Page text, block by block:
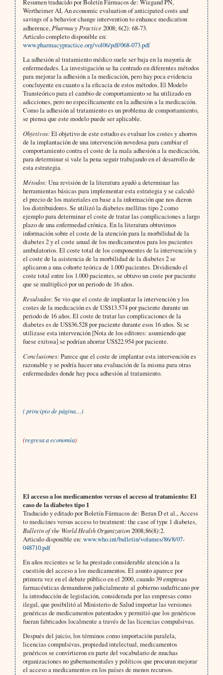
Resumen traducido por Boletín Fármacos de: Wiegand PN,
Wertheimer AI, An economic evaluation of anticipated costs and
savings of a behavior change intervention to enhance medication
adherence, Pharmacy Practice2008; 6(2): 68-73.
Artículo completo disponible en:
www.pharmacypractice.org/vol06/pdf/068-073.pdf
La adhesión al tratamiento médico suele ser baja en la mayoría de
enfermedades. La investigación se ha centrado en diferentes métodos
para mejorar la adhesión a la medicación, pero hay poca evidencia
concluyente en cuanto a la eficacia de estos métodos. El Modelo
Transteórico para el cambio de comportamiento se ha utilizado en
adicciones, pero no específicamente en la adhesión a la medicación.
Como la adhesión al tratamiento es un problema de comportamiento,
se piensa que este modelo puede ser aplicable.
Objetivos:El objetivo de este estudio es evaluar los costes y ahorros
de la implantación de una intervención novedosa para cambiar el
comportamiento contra el coste de la mala adhesión a la medicación,
para determinar si vale la pena seguir trabajando en el desarrollo de
esta estrategia.
Métodos:Una revisión de la literatura ayudó a determinar las
herramientas básicas para implementar esta estrategia y se calculó
el precio de los materiales en base a la información que nos dieron
los distribuidores. Se utilizó la diabetes mellitus tipo 2 como
ejemplo para determinar el coste de tratar las complicaciones a largo
plazo de una enfermedad crónica. En la literatura obtuvimos
información sobre el coste de la atención para la morbilidad de la
diabetes 2 y el coste anual de los medicamentos para los pacientes
ambulatorios. El coste total de los componentes de la intervención y
el coste de la asistencia de la morbilidad de la diabetes 2 se
aplicaron a una cohorte teórica de 1.000 pacientes. Dividiendo el
coste total entre los 1.000 pacientes, se obtuvo un coste por paciente
que se multiplicó por un periodo de 16 años.
Resultados: Se vio que el coste de implantar la intervención y los
costes de la medicación es de US$13.574 por paciente durante un
periodo de 16 años. El coste de tratar las complicaciones de la
diabetes es de US$36.528 por paciente durante esos 16 años. Si se
utilizase esta intervención [Nota de los editores: asumiendo que
fuese exitosa] se podrían ahorrar US$22.954 por paciente.
Conclusiones:Parece que el coste de implantar esta intervención es
razonable y se podría hacer una evaluación de la misma para otras
enfermedades donde hay poca adhesión al tratamiento.
( principio de página…)
(regresa a economía)
El acceso a los medicamentos versus el acceso al tratamiento: El
caso de la diabetes tipo 1
Traducido y editado por Boletín Fármacos de: Beran D et al., Access
to medicines versus access to treatment: the case of type 1 diabetes,
Bulletin of the World Health Organization2008;86(8):2.
Articulo disponible en: www.who.int/bulletin/volumes/86/8/07-
048710.pdf
En años recientes se le ha prestado considerable atención a la
cuestión del acceso a los medicamentos. El asunto aparece por
primera vez en el debate público en el 2000, cuando 39 empresas
farmacéuticas demandaron judicialmente al gobierno sudafricano por
la introducción de legislación, considerada por las empresas como
ilegal, que posibilitó al Ministerio de Salud importar las versiones
genéricas de medicamentos patentados y permitió que los genéricos
fueran fabricados localmente a través de las licencias compulsivas.
Después del juicio, los términos como importación paralela,
licencias compulsivas, propiedad intelectual, medicamentos
genéricos se convirtieron en parte del vocabulario de muchas
organizaciones no gubernamentales y políticos que procuran mejorar
el acceso a medicamentos en los países de menos recursos.